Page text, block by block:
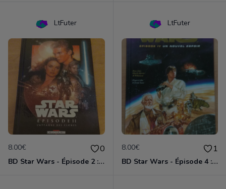
LtFuter
8.00€ 0
BD Star Wars - Épisode 2 : l'attaque des clones
LtFuter
8.00€ 1
BD Star Wars - Épisode 4 : Un nouvel espoir